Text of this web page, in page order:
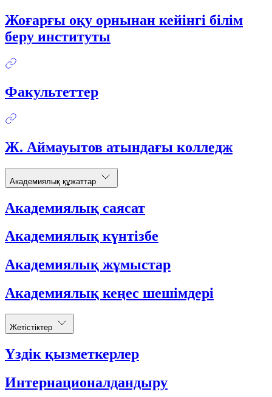
Жоғарғы оқу орнынан кейінгі білім
беру институты
Факультеттер
Ж. Аймауытов атындағы колледж
Академиялық құжаттар
Академиялық саясат
Академиялық күнтізбе
Академиялық жұмыстар
Академиялық кеңес шешімдері
Жетістіктер
Үздік қызметкерлер
Интернационалдандыру